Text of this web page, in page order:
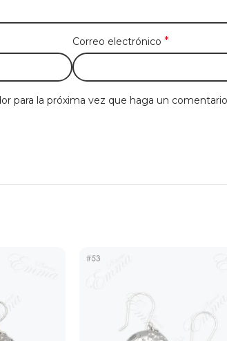
Correo electrónico *
para la próxima vez que haga un